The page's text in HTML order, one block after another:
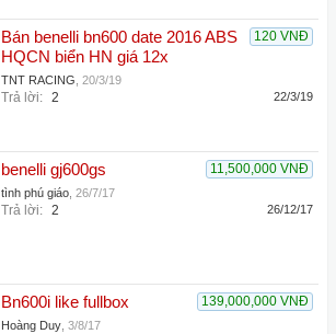
120 VNĐ
Bán benelli bn600 date 2016 ABS
HQCN biển HN giá 12x
TNT RACING 20/3/19
Trả lời: 2 22/3/19
11,500,000 VNĐ
benelli gj600gs
tình phú giáo 26/7/17
Trả lời: 2 26/12/17
139,000,000 VNĐ
Bn600i like fullbox
Hoàng Duy 3/8/17